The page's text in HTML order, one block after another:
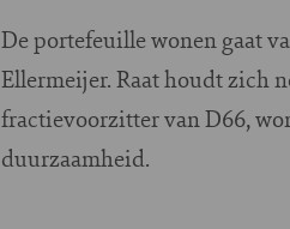
De portefeuille wonen gaat
Ellermeijer. Raat houdt zich
fractievoorzitter van D66,
duurzaamheid.